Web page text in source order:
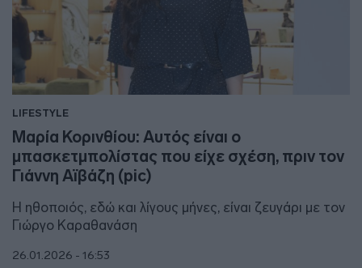
LIFESTYLE
Μαρία Κορινθίου: Αυτός είναι ο
μπασκετμπολίστας που είχε σχέση, πριν τον
Γιάννη Αϊβάζη (pic)
Η ηθοποιός, εδώ και λίγους μήνες, είναι ζευγάρι με τον
Γιώργο Καραθανάση
26.01.2026 - 16:53